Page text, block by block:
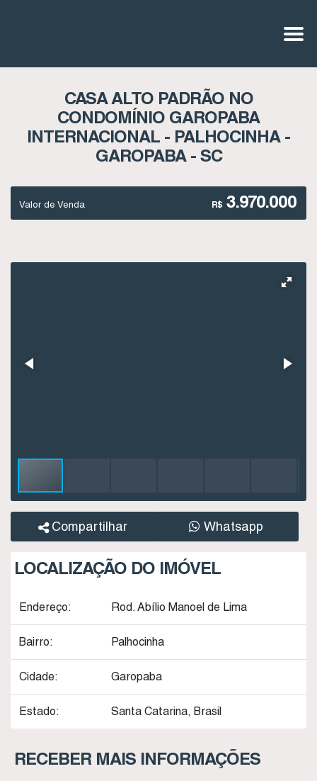
CASA ALTO PADRÃO NO
CONDOMÍNIO GAROPABA
INTERNACIONAL - PALHOCINHA -
GAROPABA - SC
R$ 3.970.000
Valor de Venda
Compartilhar Whatsapp
LOCALIZAÇÃO DO IMÓVEL
Endereço: Rod. Abílio Manoel de Lima
Bairro: Palhocinha
Cidade: Garopaba
Estado: Santa Catarina, Brasil
RECEBER MAIS INFORMAÇÕES